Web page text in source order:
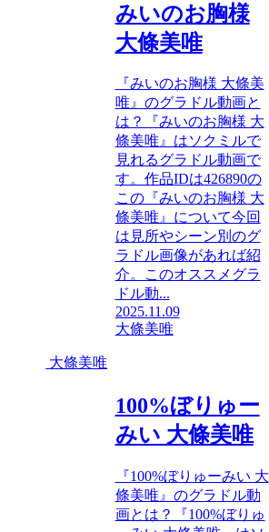
みいのお胸様
大條美唯
『みいのお胸様 大條美
唯』のグラドル動画と
は？『みいのお胸様 大
條美唯』はソクミルで
見れるグラドル動画で
す。作品IDは426890の
この『みいのお胸様 大
條美唯』について今回
は見所やシーン別のグ
ラドル画像があれば紹
介。このオススメグラ
ドル動...
2025.11.09
大條美唯
大條美唯
100%ぼりゅー
みい 大條美唯
『100%ぼりゅーみい 大
條美唯』のグラドル動
画とは？『100%ぼりゅ